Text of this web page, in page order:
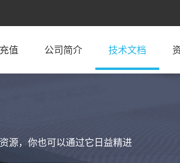
值 公司简介 技术文档
源，你也可以通过它日益精进